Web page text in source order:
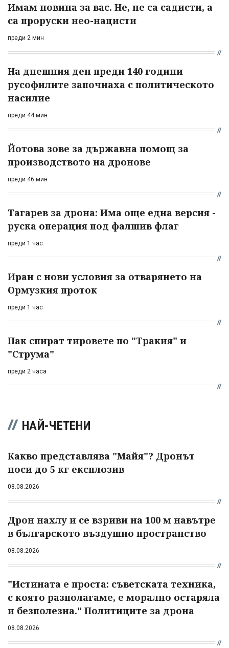
Имам новина за вас. Не, не са садисти, а
са проруски нео-нацисти
преди 2 мин
На днешния ден преди 140 години
русофилите започнаха с политическото
насилие
преди 44 мин
Йотова зове за държавна помощ за
производството на дронове
преди 46 мин
Тагарев за дрона: Има още една версия -
руска операция под фалшив флаг
преди 1 час
Иран с нови условия за отварянето на
Ормузкия проток
преди 1 час
Пак спират тировете по "Тракия" и
"Струма"
преди 2 часа
НАЙ-ЧЕТЕНИ
Какво представлява "Майя"? Дронът
носи до 5 кг експлозив
08.08.2026
Дрон нахлу и се взриви на 100 м навътре
в българското въздушно пространство
08.08.2026
"Истината е проста: съветската техника,
с която разполагаме, е морално остаряла
и безполезна." Политиците за дрона
08.08.2026